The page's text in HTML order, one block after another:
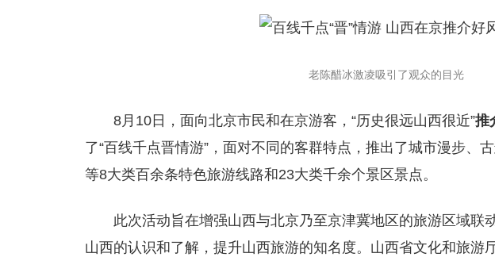
老陈醋冰激凌吸引了观众的目光
8月10日，面向北京市民和在京游客，“历史很远山西很近”推
了“百线千点晋情游”，面对不同的客群特点，推出了城市漫步、
等8大类百余条特色旅游线路和23大类千余个景区景点。
此次活动旨在增强山西与北京乃至京津冀地区的旅游区域联
山西的认识和了解，提升山西旅游的知名度。山西省文化和旅游